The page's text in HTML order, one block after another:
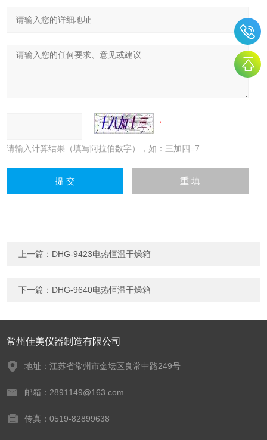
请输入计算结果（填写阿拉伯数字），如：三加四=7
上一篇： DHG-9423电热恒温干燥箱
下一篇： DHG-9640电热恒温干燥箱
常州佳美仪器制造有限公司
地址：江苏省常州市金坛区良常中路249号
邮箱：2891149@163.com
传真：0519-82899638